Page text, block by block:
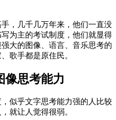
，几千几万年来，他们一直没
为主的考试制度，他们就显得
大的图像、语言、音乐思考的
歌手都是原住民。
像思考能力
似乎文字思考能力强的人比较
就让人觉得很弱。